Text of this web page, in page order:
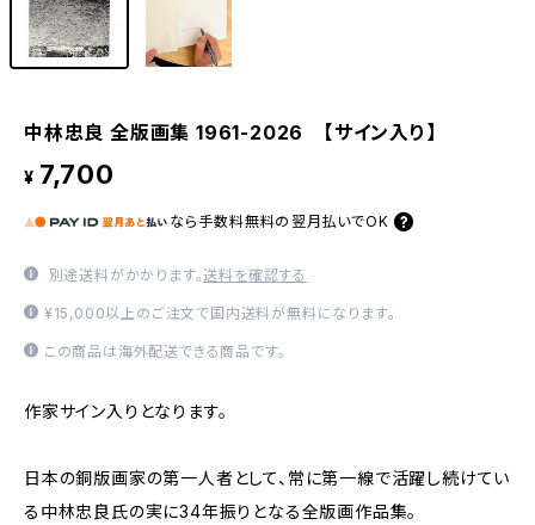
中林忠良 全版画集 1961-2026 【サイン入り】
¥ 7,700
なら 手数料無料の 翌月払いでOK
別途送料がかかります。送料を確認する
¥15,000以上のご注文で国内送料が無料になります。
この商品は海外配送できる商品です。
作家サイン入りとなります。
日本の銅版画家の第一人者として、常に第一線で活躍し続けてい
る中林忠良氏の実に34年振りとなる全版画作品集。